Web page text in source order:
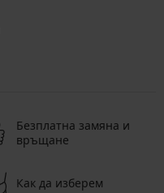
Безплатна замяна и
връщане
Как да изберем